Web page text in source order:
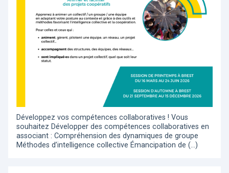
Développez vos compétences collaboratives ! Vous
souhaitez Développer des compétences collaboratives en
associant : Compréhension des dynamiques de groupe
Méthodes d’intelligence collective Émancipation de (…)